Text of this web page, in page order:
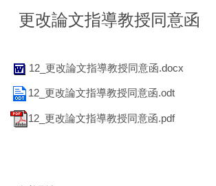
更改論文指導教授同意函
12_更改論文指導教授同意函.docx
12_更改論文指導教授同意函.odt
12_更改論文指導教授同意函.pdf